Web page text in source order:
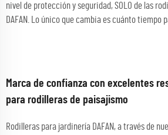
nivel de protección y seguridad, SOLO de las
DAFAN. Lo único que cambia es cuánto tiempo
Marca de confianza con excelentes
para rodilleras de paisajismo
Rodilleras para jardinería DAFAN, a través de